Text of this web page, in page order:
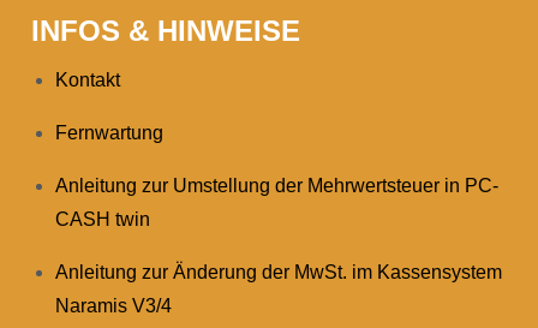
INFOS & HINWEISE
Kontakt
Fernwartung
Anleitung zur Umstellung der Mehrwertsteuer in PC-
CASH twin
Anleitung zur Änderung der MwSt. im Kassensystem
Naramis V3/4